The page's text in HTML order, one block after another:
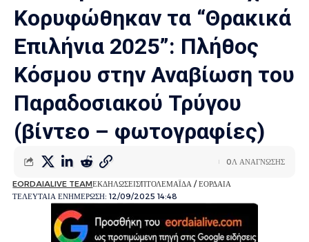
Κορυφώθηκαν τα “Θρακικά
Επιλήνια 2025”: Πλήθος
Κόσμου στην Αναβίωση του
Παραδοσιακού Τρύγου
(βίντεο – φωτογραφίες)
ΤΕΛΕΥΤΑΙΑ ΕΝΗΜΕΡΩΣΗ: 12/09/2025 14:48
EORDAIALIVE TEAMΕΚΔΗΛΩΣΕΙΣΠΤΟΛΕΜΑΪΔΑ / ΕΟΡΔΑΙΑ
0Λ ΑΝΑΓΝΩΣΗΣ